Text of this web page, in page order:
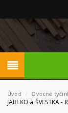
Úvod / Ovocné
JABLKO a ŠVESTKA